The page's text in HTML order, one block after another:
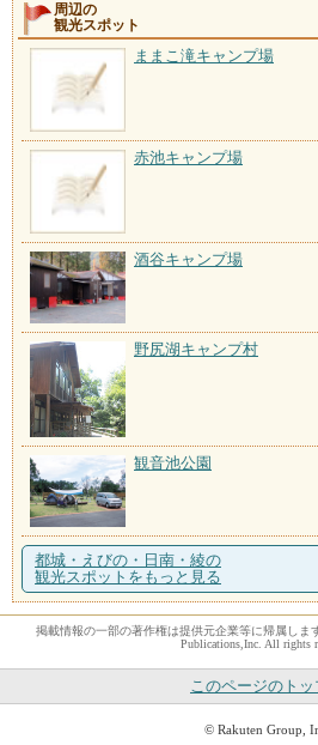
周辺の
観光スポット
ままこ滝キャンプ場
赤池キャンプ場
酒谷キャンプ場
野尻湖キャンプ村
観音池公園
都城・えびの・日南・綾の
観光スポットをもっと見る
掲載情報の一部の著作権は提供元企業等に帰属しま
Publications,Inc. All rights
このページのトッ
© Rakuten Group,